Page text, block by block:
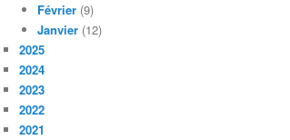
Février (9)
Janvier (12)
2025
2024
2023
2022
2021